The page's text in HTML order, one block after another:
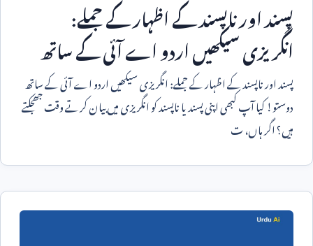
پسند اور ناپسند کے اظہار کے جملے:
انگریزی سیکھیں اردو اے آئی کے ساتھ
پسند اور ناپسند کے اظہار کے جملے: انگریزی سیکھیں اردو اے آئی کے ساتھ
دوستو! کیا آپ کبھی اپنی پسند یا ناپسند کو انگریزی میں بیان کرتے وقت جھجکتے
ہیں؟ اگر ہاں، ت